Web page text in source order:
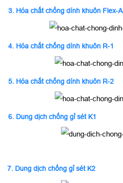
3. Hóa chất chống dính khuôn Flex-A
4. Hóa chất chống dính khuôn R-1
5. Hóa chất chống dính khuôn R-2
6. Dung dịch chống gỉ sét K1
7. Dung dịch chống gỉ sét K2